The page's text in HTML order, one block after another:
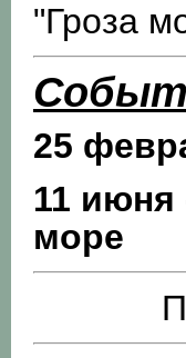
"Гроза
25
11 июня
море